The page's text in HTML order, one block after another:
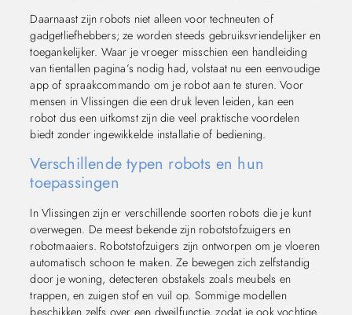
Daarnaast zijn robots niet alleen voor techneuten of
gadgetliefhebbers; ze worden steeds gebruiksvriendelijker en
toegankelijker. Waar je vroeger misschien een handleiding
van tientallen pagina’s nodig had, volstaat nu een eenvoudige
app of spraakcommando om je robot aan te sturen. Voor
mensen in Vlissingen die een druk leven leiden, kan een
robot dus een uitkomst zijn die veel praktische voordelen
biedt zonder ingewikkelde installatie of bediening.
Verschillende typen robots en hun
toepassingen
In Vlissingen zijn er verschillende soorten robots die je kunt
overwegen. De meest bekende zijn robotstofzuigers en
robotmaaiers. Robotstofzuigers zijn ontworpen om je vloeren
automatisch schoon te maken. Ze bewegen zich zelfstandig
door je woning, detecteren obstakels zoals meubels en
trappen, en zuigen stof en vuil op. Sommige modellen
beschikken zelfs over een dweilfunctie, zodat je ook vochtige